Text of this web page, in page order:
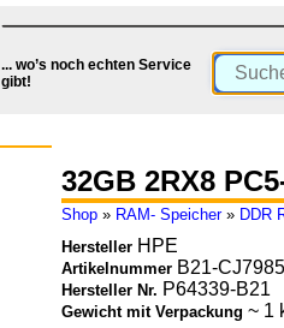
... wo’s noch echten Service
gibt!
32GB 2RX8
Shop » RAM- Speicher» DDR
Hersteller HPE
Artikelnummer B21-
Hersteller Nr. P64339-B21
Gewicht mit Verpackung ~ 1